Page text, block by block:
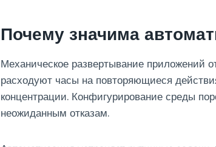
Почему значима
Механическое развертывание приложений
расходуют часы на повторяющиеся
концентрации. Конфигурирование среды
неожиданным отказам.